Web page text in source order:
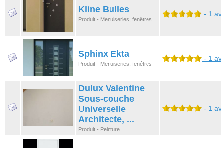
Kline Bulles
Produit - Menuiseries, fenêtres
- 1
Sphinx Ekta
Produit - Menuiseries, fenêtres
- 1
Dulux Valentine
Sous-couche
Universelle
Architecte, ...
Produit - Peinture
- 1